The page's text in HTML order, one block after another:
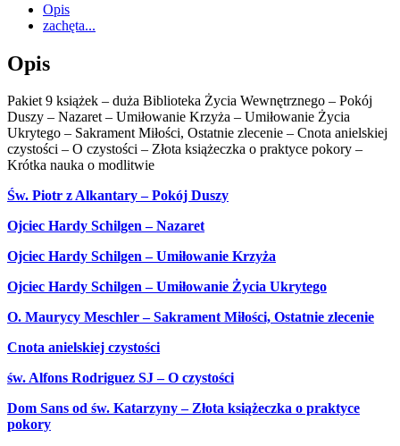
Opis
zachęta...
Opis
Pakiet 9 książek – duża Biblioteka Życia Wewnętrznego – Pokój
Duszy – Nazaret – Umiłowanie Krzyża – Umiłowanie Życia
Ukrytego – Sakrament Miłości, Ostatnie zlecenie – Cnota anielskiej
czystości – O czystości – Złota książeczka o praktyce pokory –
Krótka nauka o modlitwie
Św. Piotr z Alkantary – Pokój Duszy
Ojciec Hardy Schilgen – Nazaret
Ojciec Hardy Schilgen – Umiłowanie Krzyża
Ojciec Hardy Schilgen – Umiłowanie Życia Ukrytego
O. Maurycy Meschler – Sakrament Miłości, Ostatnie zlecenie
Cnota anielskiej czystości
św. Alfons Rodriguez SJ – O czystości
Dom Sans od św. Katarzyny – Złota książeczka o praktyce
pokory